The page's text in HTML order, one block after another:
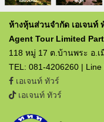
ห้างหุ้นส่วนจำกัด เอเจนท์
Agent Tour Limited
118 หมู่ 17 ต.บ้านพระ อ.
TEL: 081-4206260 |
เอเจนท์ ทัวร์
เอเจนท์ ทัวร์